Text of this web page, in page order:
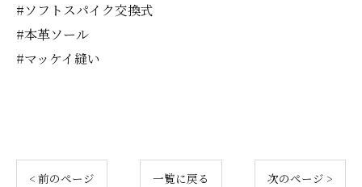
#ソフトスパイク交換式
#本革ソール
#マッケイ縫い
< 前のページ 一覧に戻る 次のページ >